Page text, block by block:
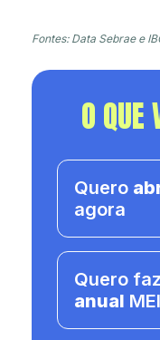
Fontes: Data Sebrae e
O QUE
Quero
agora
Quero
anual MEI